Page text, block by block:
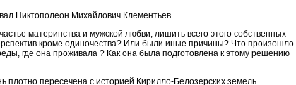
Никтополеон Михайлович Клементьев.
материнства и мужской любви, лишить всего этого собственных
кроме одиночества? Или были иные причины? Что произошло
где она проживала ? Как она была подготовлена к этому решению
пересечена с историей Кирилло-Белозерских земель.